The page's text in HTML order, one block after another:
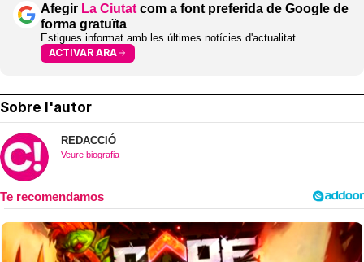
Afegir La Ciutat com a font preferida de Google de
forma gratuïta
Estigues informat amb les últimes notícies d'actualitat
ACTIVAR ARA
Sobre l'autor
REDACCIÓ
Veure biografia